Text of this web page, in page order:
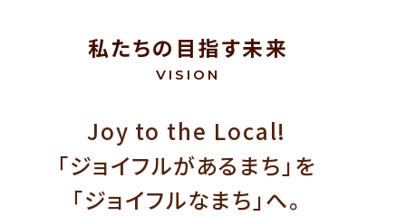
私たちの目指す未来
VISION
Joy to the Local!
「ジョイフルがあるまち」を
「ジョイフルなまち」へ。​